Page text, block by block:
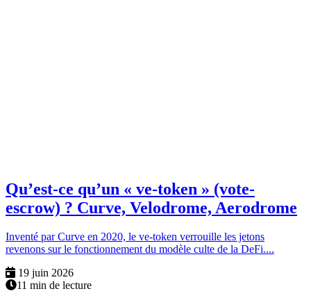
Qu’est-ce qu’un « ve-token » (vote-
escrow) ? Curve, Velodrome, Aerodrome
Inventé par Curve en 2020, le ve-token verrouille les jetons
revenons sur le fonctionnement du modèle culte de la DeFi....
19 juin 2026
11 min de lecture